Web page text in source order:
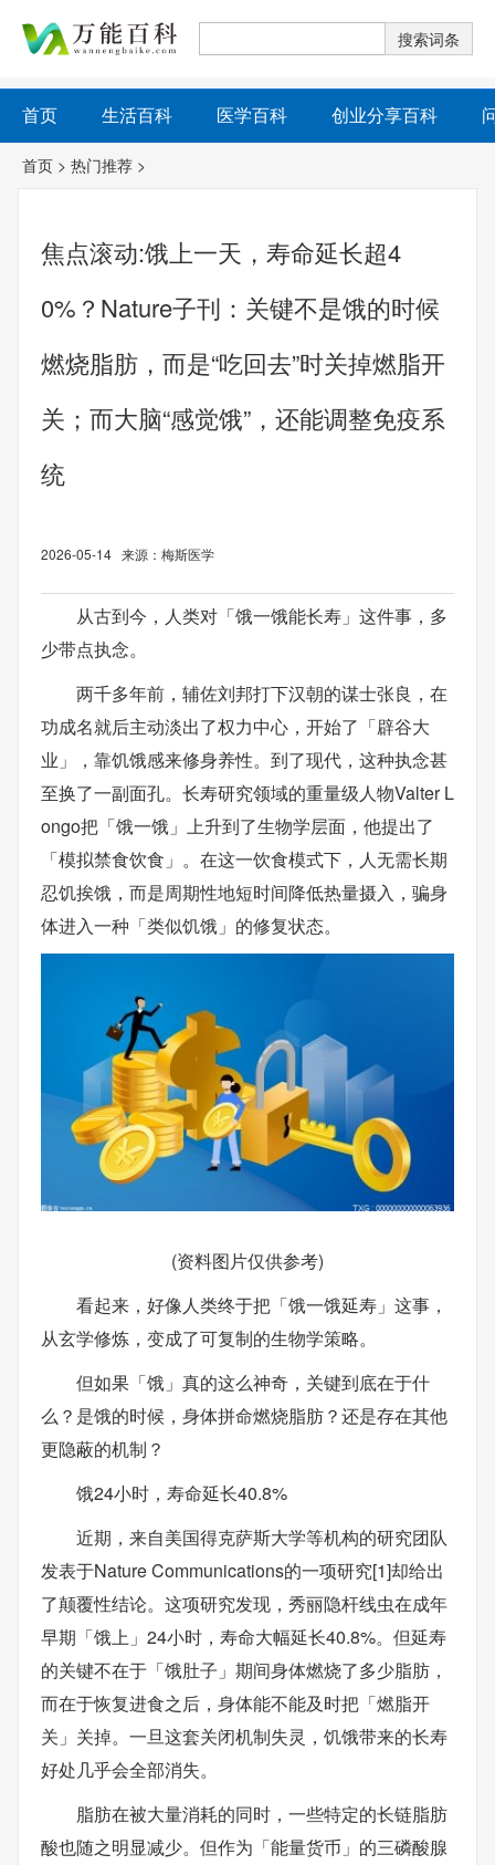
首页 生活百科 医学百科 创业分享百科
首页 > 热门推荐 >
焦点滚动:饿上一天，寿命延长超4
0%？Nature子刊：关键不是饿的时候
燃烧脂肪，而是“吃回去”时关掉燃脂开
关；而大脑“感觉饿”，还能调整免疫系
统
2026-05-14 来源：梅斯医学
从古到今，人类对「饿一饿能长寿」这件事，多
少带点执念。
两千多年前，辅佐刘邦打下汉朝的谋士张良，在
功成名就后主动淡出了权力中心，开始了「辟谷大
业」，靠饥饿感来修身养性。到了现代，这种执念甚
至换了一副面孔。长寿研究领域的重量级人物Valter L
ongo把「饿一饿」上升到了生物学层面，他提出了
「模拟禁食饮食」。在这一饮食模式下，人无需长期
忍饥挨饿，而是周期性地短时间降低热量摄入，骗身
体进入一种「类似饥饿」的修复状态。
(资料图片仅供参考)
看起来，好像人类终于把「饿一饿延寿」这事，
从玄学修炼，变成了可复制的生物学策略。
但如果「饿」真的这么神奇，关键到底在于什
么？是饿的时候，身体拼命燃烧脂肪？还是存在其他
更隐蔽的机制？
饿24小时，寿命延长40.8%
近期，来自美国得克萨斯大学等机构的研究团队
发表于Nature Communications的一项研究[1]却给出
了颠覆性结论。这项研究发现，秀丽隐杆线虫在成年
早期「饿上」24小时，寿命大幅延长40.8%。但延寿
的关键不在于「饿肚子」期间身体燃烧了多少脂肪，
而在于恢复进食之后，身体能不能及时把「燃脂开
关」关掉。一旦这套关闭机制失灵，饥饿带来的长寿
好处几乎会全部消失。
脂肪在被大量消耗的同时，一些特定的长链脂肪
酸也随之明显减少。但作为「能量货币」的三磷酸腺